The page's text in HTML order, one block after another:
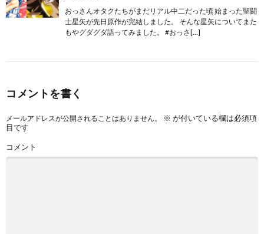
おっさんオタクたちがまだリアル中二だった頃 始まった聖闘
士星矢が先日原作が完結しました。 そんな星矢についてまた
もやグダグダ語ってみました。 #おっさ[…]
コメントを書く
メールアドレスが公開されることはありません。 ※ が付いている欄は必須項
目です
コメント